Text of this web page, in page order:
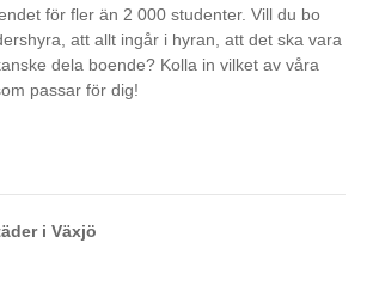
för fler än 2 000 studenter. Vill du bo
att allt ingår i hyran, att det ska vara
dela boende? Kolla in vilket av våra
passar för dig!
i Växjö